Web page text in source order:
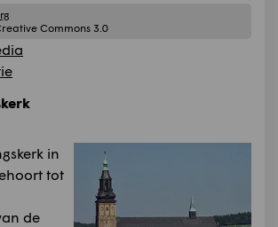
Commons 3.0
in
tot
de